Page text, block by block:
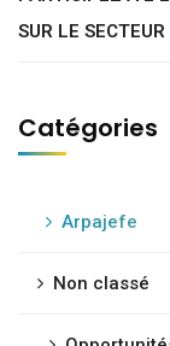
SUR LE
Catégories
Arpajefe
Non classé